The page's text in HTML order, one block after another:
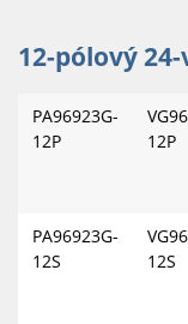
12-pólový
PA96923G-
12P
12P
PA96923G-
12S
12S